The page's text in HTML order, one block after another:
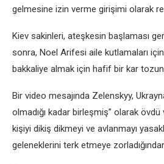
gelmesine izin verme girişimi olarak
Kiev sakinleri, ateşkesin başlaması
sonra, Noel Arifesi aile kutlamaları
bakkaliye almak için hafif bir kar
Bir video mesajında ​​Zelenskyy,
olmadığı kadar birleşmiş” olarak övdü
kişiyi dikiş dikmeyi ve avlanmayı
geleneklerini terk etmeye zorladığından